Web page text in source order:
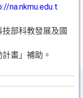
na.nkmu.edu.t
部科教發展及國
畫」補助。